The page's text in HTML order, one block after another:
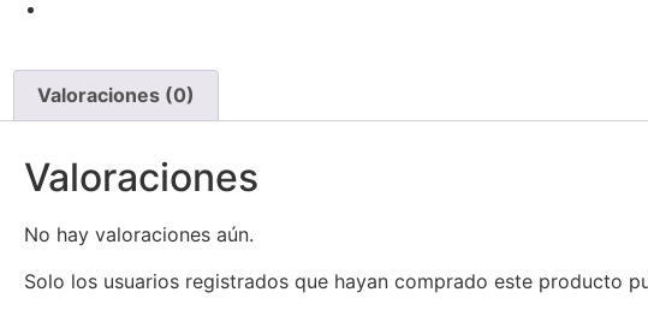
Valoraciones (0)
Valoraciones
No hay valoraciones aún.
Solo los usuarios registrados que hayan comprado este producto